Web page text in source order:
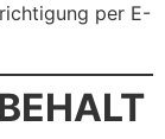
per E-